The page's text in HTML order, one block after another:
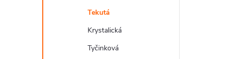
Tekutá
Krystalická
Tyčinková